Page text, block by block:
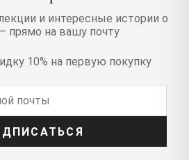
и интересные истории о
прямо на вашу почту
10% на первую покупку